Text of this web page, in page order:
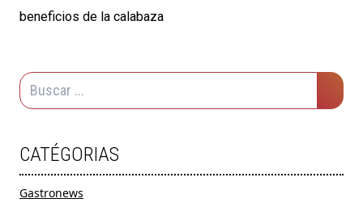
beneficios de la calabaza
CATÉGORIAS
Gastronews